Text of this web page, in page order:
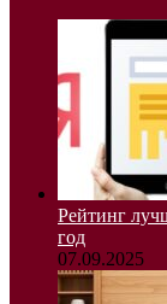
Рейтинг
год
07.09.2025